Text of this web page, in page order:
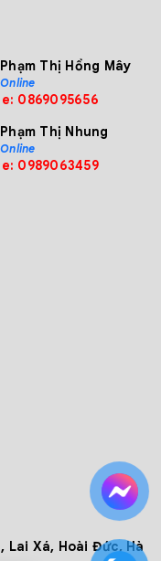
Phạm Thị Hồng Mây
Online
0869095656
Phạm Thị Nhung
Online
0989063459
Lai Xá, Hoài Đức, Hà